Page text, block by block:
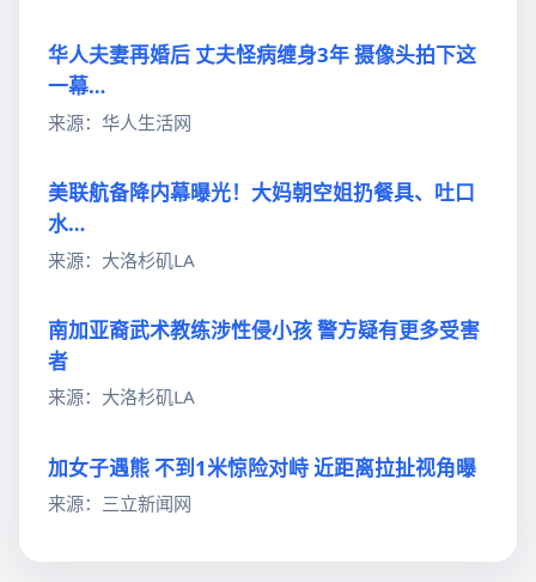
华人夫妻再婚后 丈夫怪病缠身3年 摄像头拍下这
一幕…
来源：华人生活网
美联航备降内幕曝光！大妈朝空姐扔餐具、吐口
水…
来源：大洛杉矶LA
南加亚裔武术教练涉性侵小孩 警方疑有更多受害
者
来源：大洛杉矶LA
加女子遇熊 不到1米惊险对峙 近距离拉扯视角曝
来源：三立新闻网